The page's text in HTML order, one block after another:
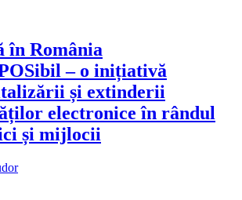
în România
– o inițiativă
și extinderii
electronice în rândul
și mijlocii